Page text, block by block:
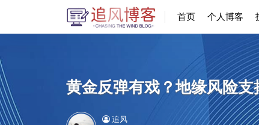
首页 个人博客
黄金反弹有戏？地缘风险
追风